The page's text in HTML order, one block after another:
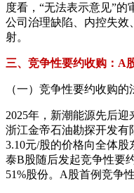
度看，“无法表示意见”
公司治理缺陷、内控失效
射。
三、竞争性要约收购：A
（一）竞争性要约收购的
2025年，新潮能源先后迎
浙江金帝石油勘探开发有
3.10元/股的价格向全体股
泰B股随后发起竞争性要
51%股份。A股首例竞争